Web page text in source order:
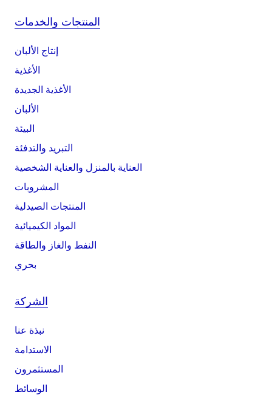
المنتجات والخدمات
إنتاج الألبان
الأغذية
الأغذية الجديدة
الألبان
البيئة
التبريد والتدفئة
العناية بالمنزل والعناية الشخصية
المشروبات
المنتجات الصيدلية
المواد الكيميائية
النفط والغاز والطاقة
بحري
الشركة
نبذة عنا
الاستدامة
المستثمرون
الوسائط